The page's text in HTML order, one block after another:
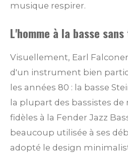
musique respirer.
L'homme à la basse
Visuellement, Earl
d'un instrument bien
les années 80 : la basse
la plupart des bassistes de
fidèles à la Fender Jazz
beaucoup utilisée à ses
adopté le design